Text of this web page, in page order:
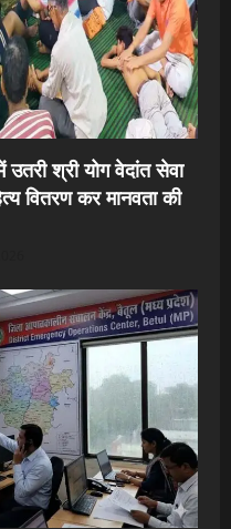
श्री योग वेदांत सेवा
वितरण कर मानवता की